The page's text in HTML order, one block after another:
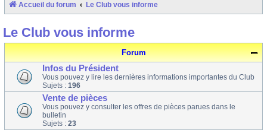
Accueil du forum Le Club vous informe
Le Club vous informe
Forum
Infos du Président
Vous pouvez y lire les dernières informations importantes du Club
Sujets : 196
Vente de pièces
Vous pouvez y consulter les offres de pièces parues dans le
bulletin
Sujets : 23